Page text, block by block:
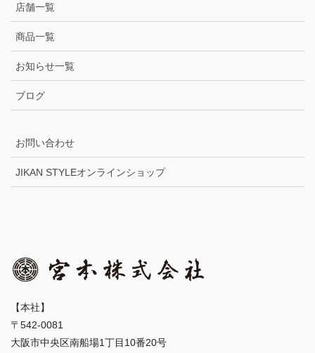
店舗一覧
商品一覧
お知らせ一覧
ブログ
お問い合わせ
JIKAN STYLEオンラインショップ
【本社】
〒542-0081
大阪市中央区南船場1丁目10番20号